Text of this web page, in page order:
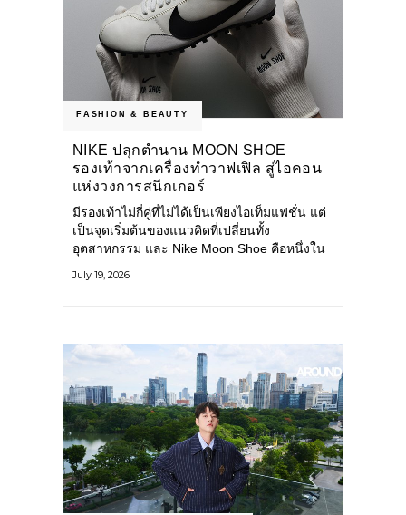
FASHION & BEAUTY
NIKE ปลุกตำนาน MOON SHOE
รองเท้าจากเครื่องทำวาฟเฟิล สู่ไอคอน
แห่งวงการสนีกเกอร์
มีรองเท้าไม่กี่คู่ที่ไม่ได้เป็นเพียงไอเท็มแฟชั่น แต่
เป็นจุดเริ่มต้นของแนวคิดที่เปลี่ยนทั้ง
อุตสาหกรรม และ Nike Moon Shoe คือหนึ่งใน
ศตวรรษก่อน กำลังกลับมาอีกครั้ง พร้อมพาเรื่อง
July 19, 2026